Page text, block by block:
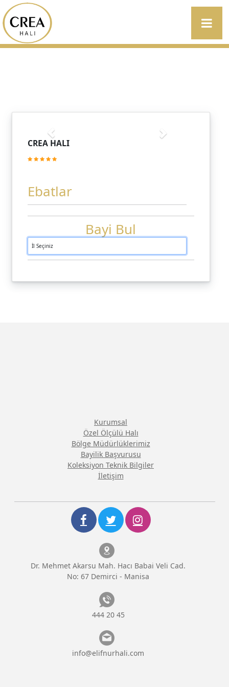
CREA HALI
Ebatlar
Bayi Bul
Kurumsal
Özel Ölçülü Halı
Bölge Müdürlüklerimiz
Bayilik Başvurusu
Koleksiyon Teknik Bilgiler
İletişim
Dr. Mehmet Akarsu Mah. Hacı Babai Veli Cad.
No: 67 Demirci - Manisa
444 20 45
info@elifnurhali.com